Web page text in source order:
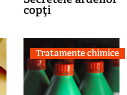
copţi
Tratamente chimice